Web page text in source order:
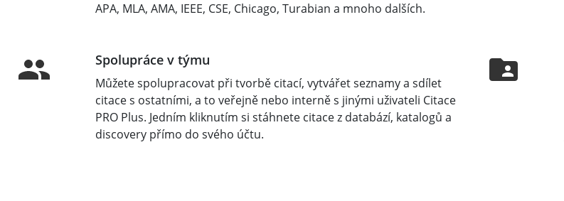
APA, MLA, AMA, IEEE, CSE, Chicago, Turabian a mnoho dalších.
Spolupráce v týmu
Můžete spolupracovat při tvorbě citací, vytvářet seznamy a sdílet
citace s ostatními, a to veřejně nebo interně s jinými uživateli Citace
PRO Plus. Jedním kliknutím si stáhnete citace z databází, katalogů a
discovery přímo do svého účtu.